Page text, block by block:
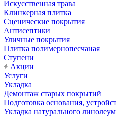
Искусственная трава
Клинкерная плитка
Сценические покрытия
Антисептики
Уличные покрытия
Плитка полимернопесчаная
Ступени
Акции
Услуги
Укладка
Демонтаж старых покрытий
Подготовка основания,
Укладка натурального